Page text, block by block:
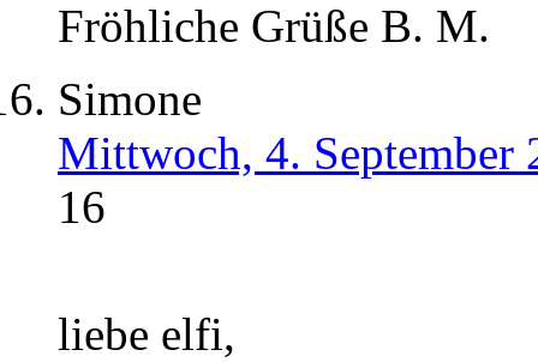
Fröhliche Grüße B. M.
Simone
Mittwoch, 4. September
16
liebe elfi,